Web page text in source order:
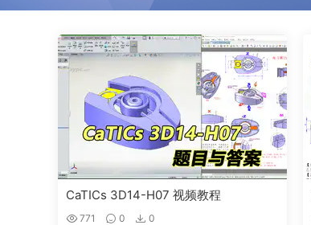
CaTICs 3D14-H07 视频教程
771 0 0